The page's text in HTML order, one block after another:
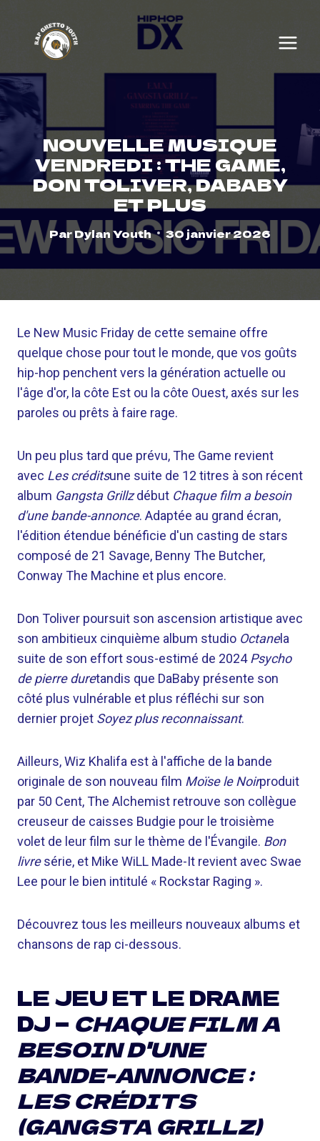
content
NOUVELLE MUSIQUE
VENDREDI : THE GAME,
DON TOLIVER, DABABY
ET PLUS
ParDylan Youth 30 janvier 2026
Le New Music Friday de cette semaine offre
quelque chose pour tout le monde, que vos goûts
hip-hop penchent vers la génération actuelle ou
l'âge d'or, la côte Est ou la côte Ouest, axés sur les
paroles ou prêts à faire rage.
Un peu plus tard que prévu, The Game revient
avec Les créditsune suite de 12 titres à son récent
album Gangsta Grillzdébut Chaque film a besoin
d'une bande-annonce. Adaptée au grand écran,
l'édition étendue bénéficie d'un casting de stars
composé de 21 Savage, Benny The Butcher,
Conway The Machine et plus encore.
Don Toliver poursuit son ascension artistique avec
son ambitieux cinquième album studio Octanela
suite de son effort sous-estimé de 2024Psycho
de pierre duretandis que DaBaby présente son
côté plus vulnérable et plus réfléchi sur son
dernier projet Soyez plus reconnaissant.
Ailleurs, Wiz Khalifa est à l'affiche de la bande
originale de son nouveau film Moïse le Noirproduit
par 50 Cent, The Alchemist retrouve son collègue
creuseur de caisses Budgie pour le troisième
volet de leur film sur le thème de l'Évangile. Bon
livresérie, et Mike WiLL Made-It revient avec Swae
Lee pour le bien intitulé « Rockstar Raging ».
Découvrez tous les meilleurs nouveaux albums et
chansons de rap ci-dessous.
LE JEU ET LE DRAME
DJ — CHAQUE FILM A
BESOIN D'UNE
BANDE-ANNONCE :
LES CRÉDITS
(GANGSTA GRILLZ)